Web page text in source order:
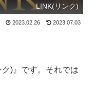
LINK(リンク)
2023.02.26 2023.07.03
)』です。それでは